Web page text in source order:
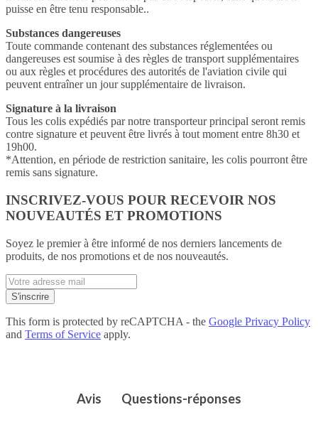
puisse en être tenu responsable..
Substances dangereuses
Toute commande contenant des substances réglementées ou
dangereuses est soumise à des règles de transport supplémentaires
ou aux règles et procédures des autorités de l'aviation civile qui
peuvent entraîner un jour supplémentaire de livraison.
Signature à la livraison
Tous les colis expédiés par notre transporteur principal seront remis
contre signature et peuvent être livrés à tout moment entre 8h30 et
19h00.
*Attention, en période de restriction sanitaire, les colis pourront être
remis sans signature.
INSCRIVEZ-VOUS POUR RECEVOIR NOS
NOUVEAUTÉS ET PROMOTIONS
Soyez le premier à être informé de nos derniers lancements de
produits, de nos promotions et de nos nouveautés.
Enter
email
address
S'inscrire
This form is protected by reCAPTCHA - the Google Privacy Policy
and Terms of Service apply.
Avis Questions-réponses